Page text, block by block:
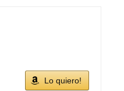
Lo quiero!